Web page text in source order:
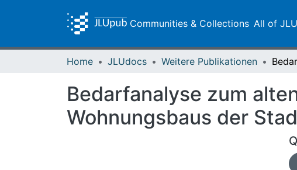
Communities & Collections All of
Home JLUdocs Weitere Publikationen
Bedarfanalyse zum
Wohnungsbaus der